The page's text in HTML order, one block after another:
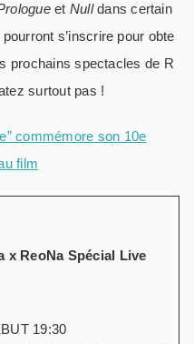
et Nulldans certain
s’inscrire pour obte
prochains spectacles de R
surtout pas !
commémore son 10e
film
x ReoNa Spécial Live
19:30